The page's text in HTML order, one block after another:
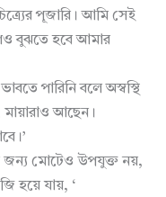
পূজারি। আমি সেই
বুঝতে হবে আমার
পারিনি বলে অস্বস্থি
আছেন।
জন্য মোটেও উপযুক্ত নয়,
হয়ে যায়, ‘